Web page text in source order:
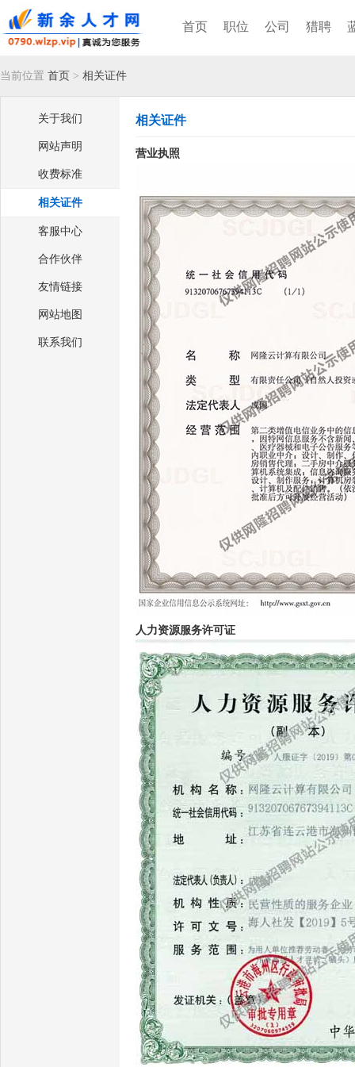
首页 职位 公司 猎聘
当前位置 首页 > 相关证件
关于我们
网站声明
收费标准
相关证件
客服中心
合作伙伴
友情链接
网站地图
联系我们
相关证件
营业执照
人力资源服务许可证